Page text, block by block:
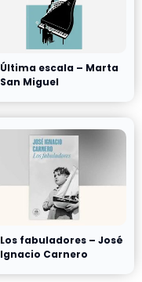
Última escala – Marta
San Miguel
Los fabuladores – José
Ignacio Carnero